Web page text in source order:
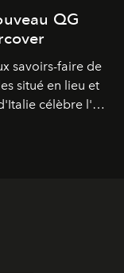
QG
savoirs-faire de
situé en lieu et
célèbre l'art